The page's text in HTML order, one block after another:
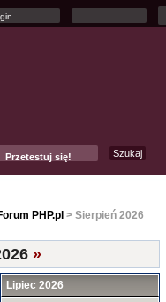
Przetestuj się!
PHP.pl > Sierpień 2026
»
Lipiec 2026